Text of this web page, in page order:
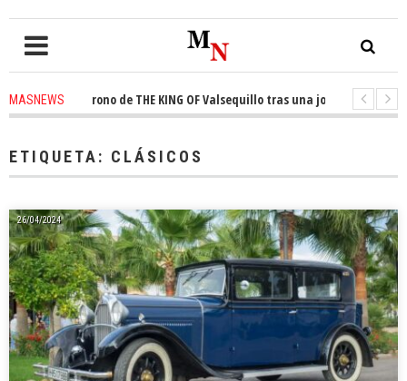
MASNEWS
el trono de THE KING OF Valsequillo tras una jornada de
ETIQUETA: CLÁSICOS
26/04/2024